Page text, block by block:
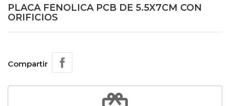
PLACA FENOLICA PCB DE 5.5X7CM CON
ORIFICIOS
Compartir